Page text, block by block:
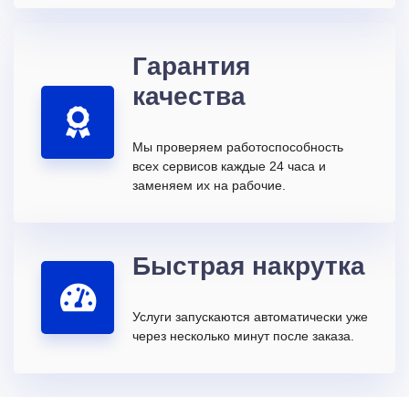
Гарантия
качества
Мы проверяем работоспособность
всех сервисов каждые 24 часа и
заменяем их на рабочие.
Быстрая накрутка
Услуги запускаются автоматически уже
через несколько минут после заказа.